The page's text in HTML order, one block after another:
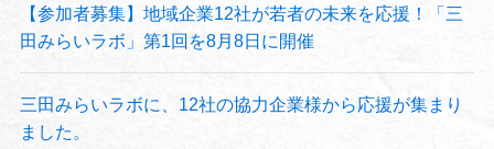
【参加者募集】地域企業12社が若者の未来を応援！「三
田みらいラボ」第1回を8月8日に開催
三田みらいラボに、12社の協力企業様から応援が集まり
ました。